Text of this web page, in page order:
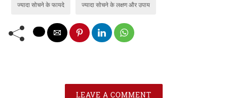
ज्यादा सोचने के फायदे ज्यादा सोचने के लक्षण और उपाय
LEAVE A COMMENT